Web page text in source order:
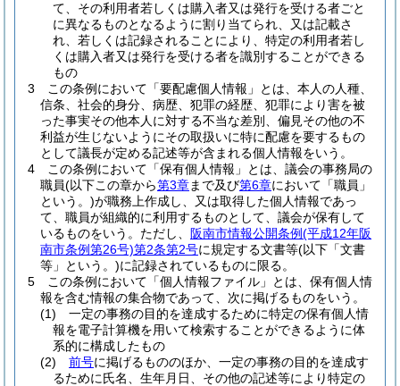
て、その利用者若しくは購入者又は発行を受ける者ごと
に異なるものとなるように割り当てられ、又は記載さ
れ、若しくは記録されることにより、特定の利用者若し
くは購入者又は発行を受ける者を識別することができる
もの
3
この条例において「要配慮個人情報」とは、本人の人種、
信条、社会的身分、病歴、犯罪の経歴、犯罪により害を被
った事実その他本人に対する不当な差別、偏見その他の不
利益が生じないようにその取扱いに特に配慮を要するもの
として議長が定める記述等が含まれる個人情報をいう。
4
この条例において「保有個人情報」とは、議会の事務局の
職員(以下この章から第3章まで及び第6章において「職員」
という。)が職務上作成し、又は取得した個人情報であっ
て、職員が組織的に利用するものとして、議会が保有して
いるものをいう。 ただし、 阪南市情報公開条例(平成12年阪
南市条例第26号)第2条第2号に規定する文書等(以下「文書
等」という。)に記録されているものに限る。
5
この条例において「個人情報ファイル」とは、保有個人情
報を含む情報の集合物であって、次に掲げるものをいう。
(1)
一定の事務の目的を達成するために特定の保有個人情
報を電子計算機を用いて検索することができるように体
系的に構成したもの
(2)
前号に掲げるもののほか、一定の事務の目的を達成す
るために氏名、生年月日、その他の記述等により特定の